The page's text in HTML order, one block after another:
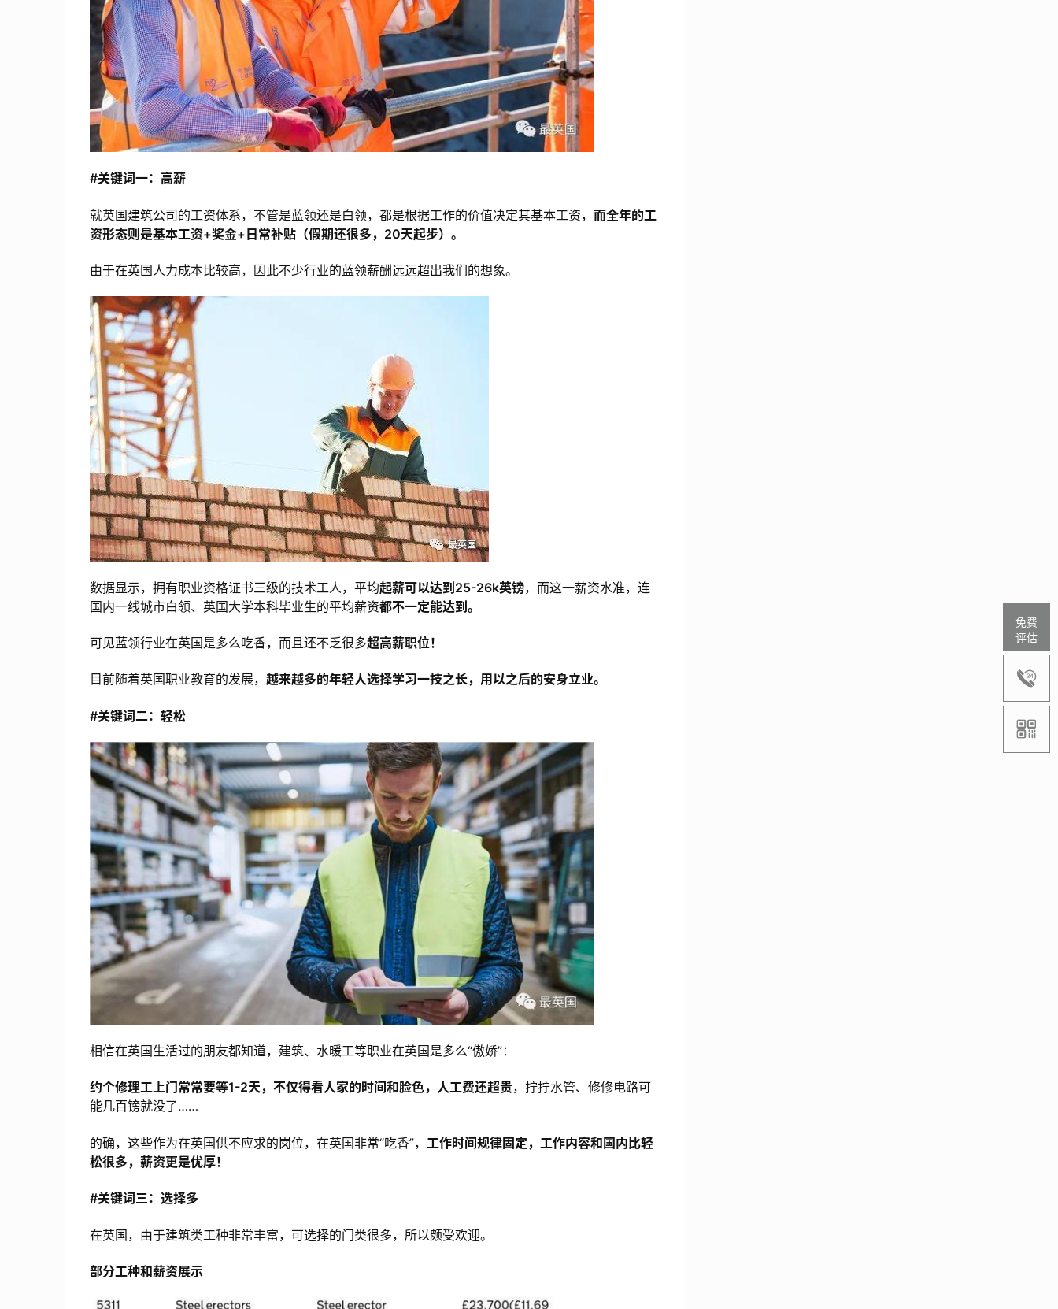
#关键词一：高薪
就英国建筑公司的工资体系，不管是蓝领还是白领，都是根据工作的价值决定其基本工资， 而全年的工
资形态则是基本工资+奖金+日常补贴（假期还很多，20天起步）。
由于在英国人力成本比较高，因此不少行业的蓝领薪酬远远超出我们的想象。
数据显示，拥有职业资格证书三级的技术工人，平均起薪可以达到25-26k英镑，而这一薪资水准，连
国内一线城市白领、英国大学本科毕业生的平均薪资都不一定能达到。
可见蓝领行业在英国是多么吃香，而且还不乏很多超高薪职位！
目前随着英国职业教育的发展， 越来越多的年轻人选择学习一技之长，用以之后的安身立业。
#关键词二：轻松
相信在英国生活过的朋友都知道，建筑、水暖工等职业在英国是多么“傲娇”：
约个修理工上门常常要等1-2天，不仅得看人家的时间和脸色，人工费还超贵，拧拧水管、修修电路可
能几百镑就没了……
的确，这些作为在英国供不应求的岗位，在英国非常“吃香”， 工作时间规律固定，工作内容和国内比轻
松很多，薪资更是优厚！
#关键词三：选择多
在英国，由于建筑类工种非常丰富，可选择的门类很多，所以颇受欢迎。
部分工种和薪资展示
免费
评估

